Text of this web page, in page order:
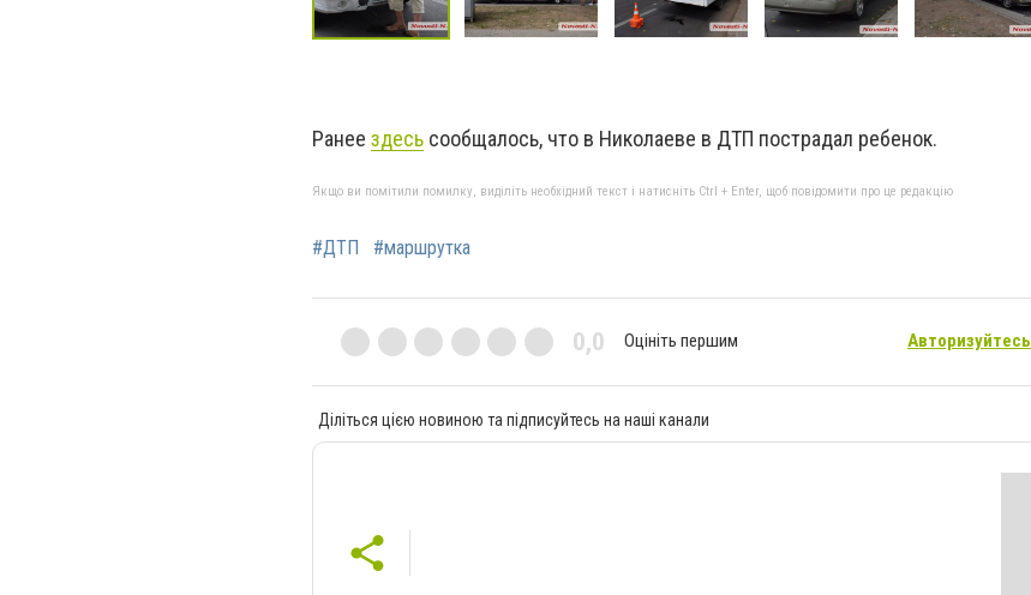
Ранее здесь сообщалось, что в Николаеве в ДТП пострадал ребенок.
Якщо ви помітили помилку, виділіть необхідний текст і натисніть Ctrl + Enter, щоб повідомити про це редакцію
#ДТП #маршрутка
0,0 Оцініть першим Авторизуйтесь
Діліться цією новиною та підписуйтесь на наші канали